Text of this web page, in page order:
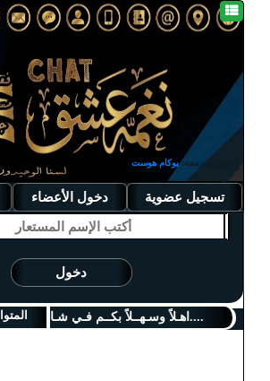
...اهـلاً وسـهــلاً بكــم فـي شـات نـغمــة عـشـق....
دخول الأعضاء تسجيل عضوية
دخول
تصميم وبرمجه:يوكام هوست